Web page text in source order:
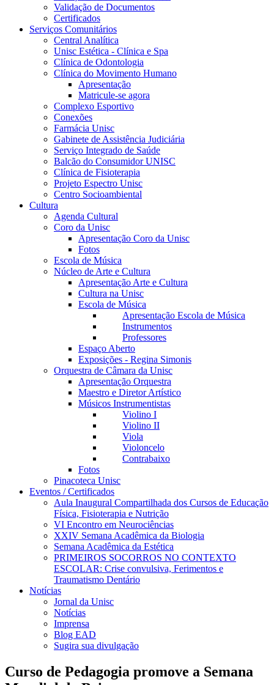
Validação de Documentos
Certificados
Serviços Comunitários
Central Analítica
Unisc Estética - Clínica e Spa
Clínica de Odontologia
Clínica do Movimento Humano
Apresentação
Matricule-se agora
Complexo Esportivo
Conexões
Farmácia Unisc
Gabinete de Assistência Judiciária
Serviço Integrado de Saúde
Balcão do Consumidor UNISC
Clínica de Fisioterapia
Projeto Espectro Unisc
Centro Socioambiental
Cultura
Agenda Cultural
Coro da Unisc
Apresentação Coro da Unisc
Fotos
Escola de Música
Núcleo de Arte e Cultura
Apresentação Arte e Cultura
Cultura na Unisc
Escola de Música
Apresentação Escola de Música
Instrumentos
Professores
Espaço Aberto
Exposições - Regina Simonis
Orquestra de Câmara da Unisc
Apresentação Orquestra
Maestro e Diretor Artístico
Músicos Instrumentistas
Violino I
Violino II
Viola
Violoncelo
Contrabaixo
Fotos
Pinacoteca Unisc
Eventos / Certificados
Aula Inaugural Compartilhada dos Cursos de Educação
Física, Fisioterapia e Nutrição
VI Encontro em Neurociências
XXIV Semana Acadêmica da Biologia
Semana Acadêmica da Estética
PRIMEIROS SOCORROS NO CONTEXTO
ESCOLAR: Crise convulsiva, Ferimentos e
Traumatismo Dentário
Notícias
Jornal da Unisc
Notícias
Imprensa
Blog EAD
Sugira sua divulgação
Curso de Pedagogia promove a Semana